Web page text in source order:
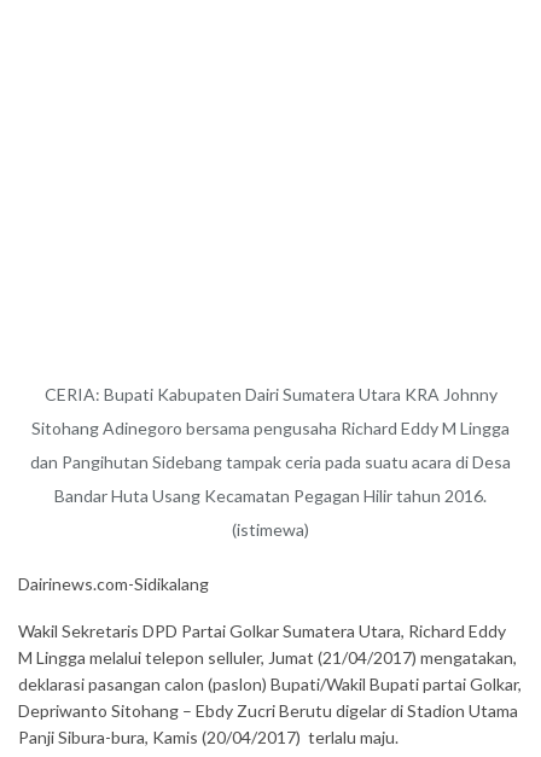
CERIA: Bupati Kabupaten Dairi Sumatera Utara KRA Johnny
Sitohang Adinegoro bersama pengusaha Richard Eddy M Lingga
dan Pangihutan Sidebang tampak ceria pada suatu acara di Desa
Bandar Huta Usang Kecamatan Pegagan Hilir tahun 2016.
(istimewa)
Dairinews.com-Sidikalang
Wakil Sekretaris DPD Partai Golkar Sumatera Utara, Richard Eddy
M Lingga melalui telepon selluler, Jumat (21/04/2017) mengatakan,
deklarasi pasangan calon (paslon) Bupati/Wakil Bupati partai Golkar,
Depriwanto Sitohang – Ebdy Zucri Berutu digelar di Stadion Utama
Panji Sibura-bura, Kamis (20/04/2017) terlalu maju.